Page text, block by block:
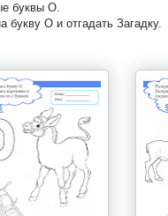
буквы О.
букву О и отгадать Загадку.